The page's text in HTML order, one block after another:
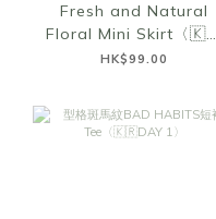
Fresh and Natural
Floral Mini Skirt〈🇰🇷
DAY 1〉
HK$99.00